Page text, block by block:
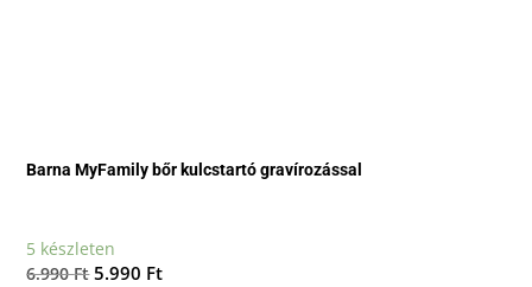
Barna MyFamily bőr kulcstartó gravírozással
5 készleten
6.990FtOriginal
5.990 FtCurrent